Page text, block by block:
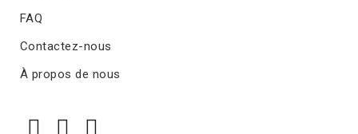
FAQ
Contactez-nous
À propos de nous